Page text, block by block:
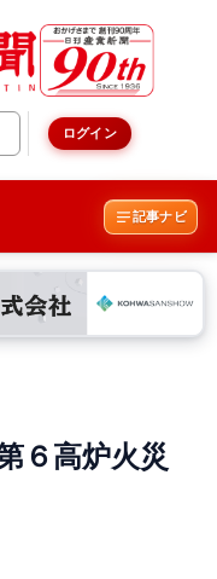
ログイン
記事ナビ
６高炉火災